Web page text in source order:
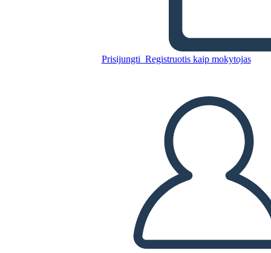
Prisijungti Registruotis kaip mokytojas
TPCASTT Šablono
Nukopijuokite šią siužetinę lentą
SUKURTI SIUŽETINĘ LENTĄ
PALEISTI SKAIDRIŲ DEMONSTRACIJĄ
SKAITYK MAN